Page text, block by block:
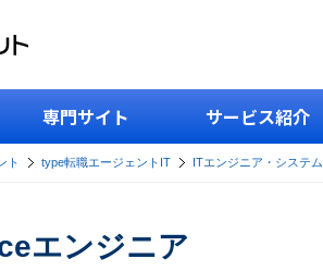
専門サイト サービス紹介
ト type転職エージェントIT ITエンジニア・システ
エンジニア